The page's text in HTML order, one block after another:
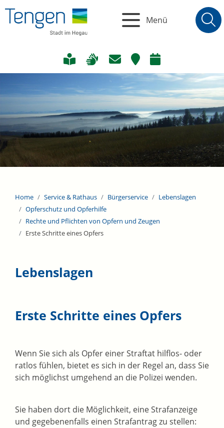
Menü
Home Service & Rathaus Bürgerservice
Lebenslagen
Opferschutz und Opferhilfe
Rechte und Pflichten von Opfern und Zeugen
Erste Schritte eines Opfers
Lebenslagen
Erste Schritte eines Opfers
Wenn Sie sich als Opfer einer Straftat hilflos- oder
ratlos fühlen, bietet es sich in der Regel an, dass Sie
sich möglichst umgehend an die Polizei wenden.
Sie haben dort die Möglichkeit, eine Strafanzeige
und gegebenenfalls einen Strafantrag zu stellen: